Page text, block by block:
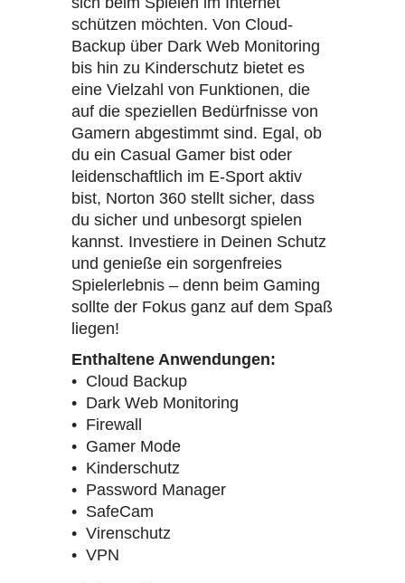
schützen möchten. Von Cloud-
Backup über Dark Web Monitoring
bis hin zu Kinderschutz bietet es
eine Vielzahl von Funktionen, die
auf die speziellen Bedürfnisse von
Gamern abgestimmt sind. Egal, ob
du ein Casual Gamer bist oder
leidenschaftlich im E-Sport aktiv
bist, Norton 360 stellt sicher, dass
du sicher und unbesorgt spielen
kannst. Investiere in Deinen Schutz
und genieße ein sorgenfreies
Spielerlebnis – denn beim Gaming
sollte der Fokus ganz auf dem Spaß
liegen!
Enthaltene Anwendungen:
• Cloud Backup
• Dark Web Monitoring
• Firewall
• Gamer Mode
• Kinderschutz
• Password Manager
• SafeCam
• Virenschutz
• VPN